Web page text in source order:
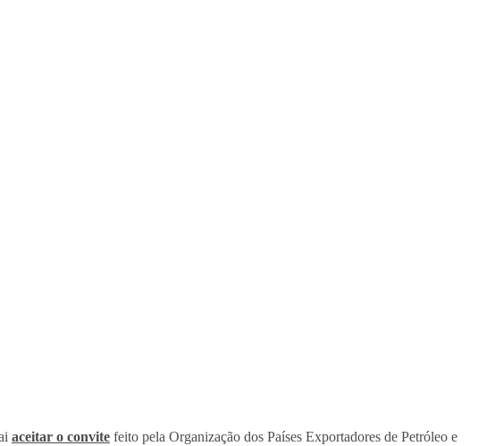
aceitar o convite feito pela Organização dos Países Exportadores de Petróleo e